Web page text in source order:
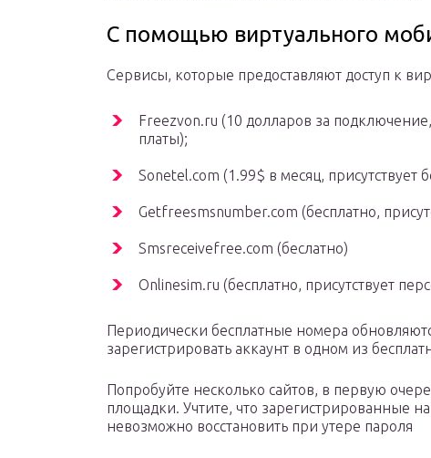
С помощью виртуального
Сервисы, которые предоставляют доступ к
Freezvon.ru (10 долларов за
платы);
Sonetel.com (1.99$ в месяц,
Getfreesmsnumber.com (бесплатно,
Smsreceivefree.com (беслатно)
Onlinesim.ru (бесплатно, присутствует
Периодически бесплатные номера
зарегистрировать аккаунт в одном из
Попробуйте несколько сайтов, в первую
площадки. Учтите, что зарегистрированные
невозможно восстановить при утере пароля